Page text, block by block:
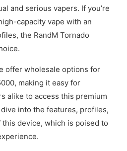
and serious vapers. If you’re
capacity vape with an
the RandM Tornado
offer wholesale options for
making it easy for
alike to access this premium
dive into the features, profiles,
device, which is poised to